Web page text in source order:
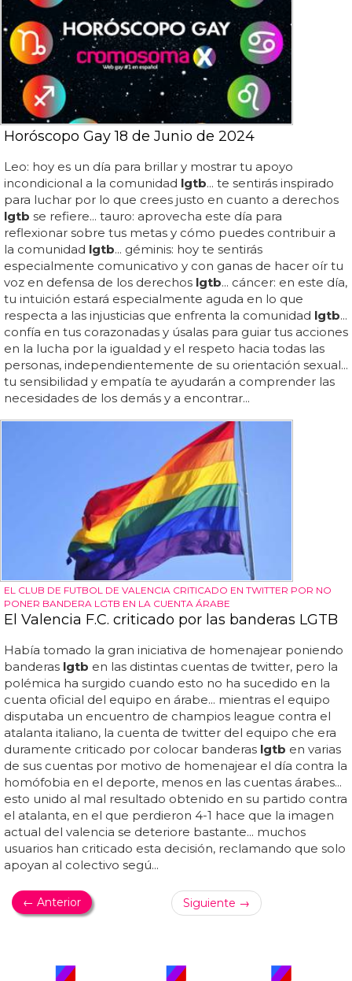
Horóscopo Gay 18 de Junio de 2024
Leo: hoy es un día para brillar y mostrar tu apoyo
incondicional a la comunidad lgtb... te sentirás inspirado
para luchar por lo que crees justo en cuanto a derechos
lgtb se refiere... tauro: aprovecha este día para
reflexionar sobre tus metas y cómo puedes contribuir a
la comunidad lgtb... géminis: hoy te sentirás
especialmente comunicativo y con ganas de hacer oír tu
voz en defensa de los derechos lgtb... cáncer: en este día,
tu intuición estará especialmente aguda en lo que
respecta a las injusticias que enfrenta la comunidad lgtb...
confía en tus corazonadas y úsalas para guiar tus acciones
en la lucha por la igualdad y el respeto hacia todas las
personas, independientemente de su orientación sexual...
tu sensibilidad y empatía te ayudarán a comprender las
necesidades de los demás y a encontrar...
EL CLUB DE FUTBOL DE VALENCIA CRITICADO EN TWITTER POR NO
PONER BANDERA LGTB EN LA CUENTA ÁRABE
El Valencia F.C. criticado por las banderas LGTB
Había tomado la gran iniciativa de homenajear poniendo
banderas lgtb en las distintas cuentas de twitter, pero la
polémica ha surgido cuando esto no ha sucedido en la
cuenta oficial del equipo en árabe... mientras el equipo
disputaba un encuentro de champios league contra el
atalanta italiano, la cuenta de twitter del equipo che era
duramente criticado por colocar banderas lgtb en varias
de sus cuentas por motivo de homenajear el día contra la
homófobia en el deporte, menos en las cuentas árabes...
esto unido al mal resultado obtenido en su partido contra
el atalanta, en el que perdieron 4-1 hace que la imagen
actual del valencia se deteriore bastante... muchos
usuarios han criticado esta decisión, reclamando que solo
apoyan al colectivo segú...
← Anterior Siguiente →